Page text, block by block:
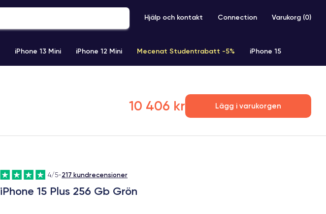
Hjälp och kontakt Connection Varukorg (0)
iPhone 13 Mini iPhone 12 Mini Mecenat Studentrabatt -5% iPhone 15
10 406 kr Lägg i varukorgen
4/5-217 kundrecensioner
iPhone 15 Plus 256 Gb Grön